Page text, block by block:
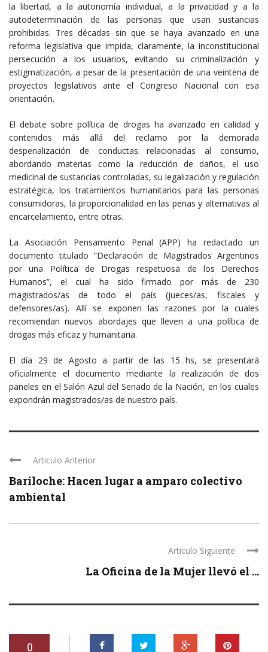
la libertad, a la autonomía individual, a la privacidad y a la
autodeterminación de las personas que usan sustancias
prohibidas. Tres décadas sin que se haya avanzado en una
reforma legislativa que impida, claramente, la inconstitucional
persecución a los usuarios, evitando su criminalización y
estigmatización, a pesar de la presentación de una veintena de
proyectos legislativos ante el Congreso Nacional con esa
orientación.
El debate sobre política de drogas ha avanzado en calidad y
contenidos más allá del reclamo por la demorada
despenalización de conductas relacionadas al consumo,
abordando materias como la reducción de daños, el uso
medicinal de sustancias controladas, su legalización y regulación
estratégica, los tratamientos humanitarios para las personas
consumidoras, la proporcionalidad en las penas y alternativas al
encarcelamiento, entre otras.
La Asociación Pensamiento Penal (APP) ha redactado un
documento titulado “Declaración de Magistrados Argentinos
por una Política de Drogas respetuosa de los Derechos
Humanos”, el cual ha sido firmado por más de 230
magistrados/as de todo el país (jueces/as, fiscales y
defensores/as). Allí se exponen las razones por la cuales
recomiendan nuevos abordajes que lleven a una política de
drogas más eficaz y humanitaria.
El día 29 de Agosto a partir de las 15 hs, se presentará
oficialmente el documento mediante la realización de dos
paneles en el Salón Azul del Senado de la Nación, en los cuales
expondrán magistrados/as de nuestro país.
Articulo Anterior
Bariloche: Hacen lugar a amparo colectivo
ambiental
Articulo Siguiente
La Oficina de la Mujer llevó el ...
0